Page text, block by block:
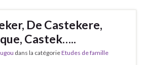
De Castekere,
Castek…..
dans la catégorieEtudes de famille